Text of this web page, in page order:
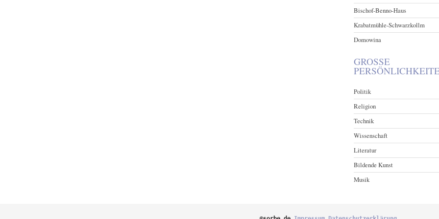
Bischof-Benno-Haus
Krabatmühle-Schwarzkollm
Domowina
GROSSE P
Politik
Religion
Technik
Wissenschaft
Literatur
Bildende Kunst
Musik